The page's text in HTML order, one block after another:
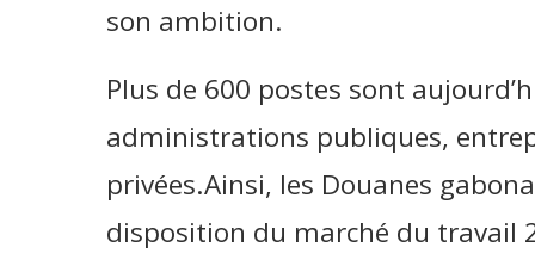
son ambition.
Plus de 600 postes sont
administrations publiques,
privées.Ainsi, les Douanes
disposition du marché du travail